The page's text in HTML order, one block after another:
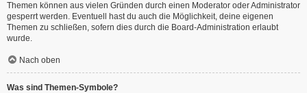
Themen können aus vielen Gründen durch einen Moderator oder Administrator
gesperrt werden. Eventuell hast du auch die Möglichkeit, deine eigenen
Themen zu schließen, sofern dies durch die Board-Administration erlaubt
wurde.
Nach oben
Was sind Themen-Symbole?